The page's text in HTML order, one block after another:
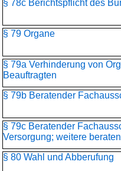
§ 78c Berichtspflicht des
§ 79 Organe
§ 79a Verhinderung von
Beauftragten
§ 79b Beratender
§ 79c Beratender
Versorgung; weitere
§ 80 Wahl und Abberufung